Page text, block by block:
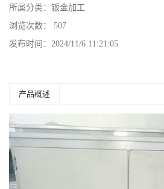
所属分类： 钣金加工
浏览次数：
507
发布时间： 2024/11/6 11:21:05
产品概述